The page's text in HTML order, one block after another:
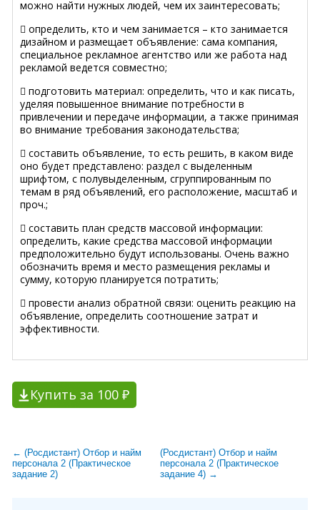
можно найти нужных людей, чем их заинтересовать;
 определить, кто и чем занимается – кто занимается
дизайном и размещает объявление: сама компания,
специальное рекламное агентство или же работа над
рекламой ведется совместно;
 подготовить материал: определить, что и как писать,
уделяя повышенное внимание потребности в
привлечении и передаче информации, а также принимая
во внимание требования законодательства;
 составить объявление, то есть решить, в каком виде
оно будет представлено: раздел с выделенным
шрифтом, с полувыделенным, сгруппированным по
темам в ряд объявлений, его расположение, масштаб и
проч.;
 составить план средств массовой информации:
определить, какие средства массовой информации
предположительно будут использованы. Очень важно
обозначить время и место размещения рекламы и
сумму, которую планируется потратить;
 провести анализ обратной связи: оценить реакцию на
объявление, определить соотношение затрат и
эффективности.
Купить за 100 ₽
← (Росдистант) Отбор и найм
персонала 2 (Практическое
задание 2)
(Росдистант) Отбор и найм
персонала 2 (Практическое
задание 4) →